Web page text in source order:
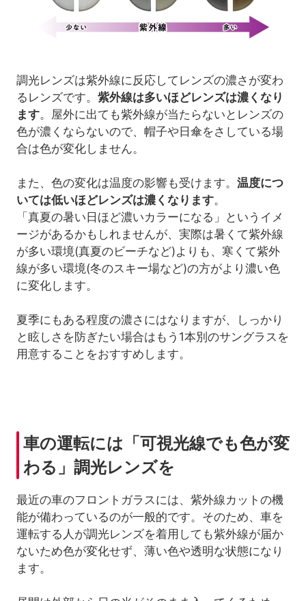
調光レンズは紫外線に反応してレンズの濃さが変わ
るレンズです。 紫外線は多いほどレンズは濃くなり
ます。屋外に出ても紫外線が当たらないとレンズの
色が濃くならないので、帽子や日傘をさしている場
合は色が変化しません。
また、色の変化は温度の影響も受けます。 温度につ
いては低いほどレンズは濃くなります。
「真夏の暑い日ほど濃いカラーになる」というイメ
ージがあるかもしれませんが、実際は暑くて紫外線
が多い環境(真夏のビーチなど)よりも、寒くて紫外
線が多い環境(冬のスキー場など)の方がより濃い色
に変化します。
夏季にもある程度の濃さにはなりますが、しっかり
と眩しさを防ぎたい場合はもう1本別のサングラスを
用意することをおすすめします。
車の運転には「可視光線でも色が変
わる」調光レンズを
最近の車のフロントガラスには、紫外線カットの機
能が備わっているのが一般的です。そのため、車を
運転する人が調光レンズを着用しても紫外線が届か
ないため色が変化せず、薄い色や透明な状態になり
ます。